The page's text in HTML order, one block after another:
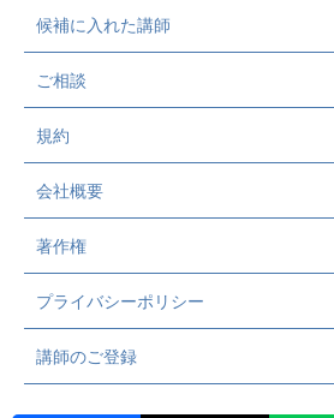
候補に入れた講師
ご相談
規約
会社概要
著作権
プライバシーポリシー
講師のご登録